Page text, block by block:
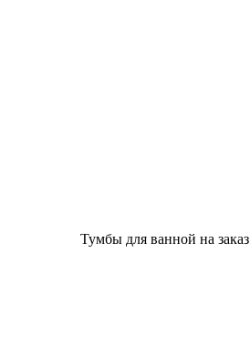
Тумбы для ванной на заказ